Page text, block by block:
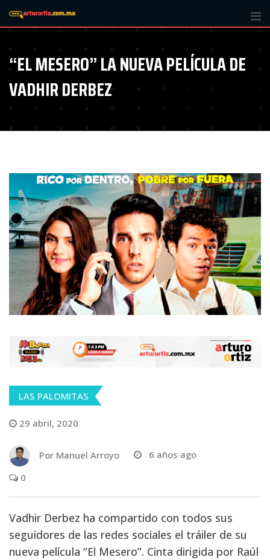
“EL MESERO” LA NUEVA PELÍCULA DE
VADHIR DERBEZ
LAS PALOMITAS
29 abril, 2020
Por Manuel Arroyo
6 años ago
0
Vadhir Derbez ha compartido con todos sus
seguidores de las redes sociales el tráiler de su
nueva película “El Mesero”. Cinta dirigida por Raúl